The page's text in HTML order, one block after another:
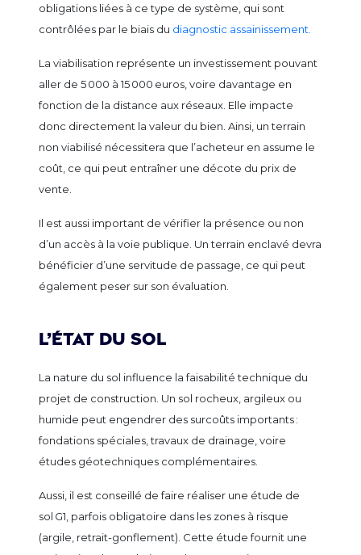
obligations liées à ce type de système, qui sont
contrôlées par le biais du diagnostic assainissement.
La viabilisation représente un investissement pouvant
aller de 5 000 à 15 000 euros, voire davantage en
fonction de la distance aux réseaux. Elle impacte
donc directement la valeur du bien. Ainsi, un terrain
non viabilisé nécessitera que l’acheteur en assume le
coût, ce qui peut entraîner une décote du prix de
vente.
Il est aussi important de vérifier la présence ou non
d’un accès à la voie publique. Un terrain enclavé devra
bénéficier d’une servitude de passage, ce qui peut
également peser sur son évaluation.
L’état du sol
La nature du sol influence la faisabilité technique du
projet de construction. Un sol rocheux, argileux ou
humide peut engendrer des surcoûts importants :
fondations spéciales, travaux de drainage, voire
études géotechniques complémentaires.
Aussi, il est conseillé de faire réaliser une étude de
sol G1, parfois obligatoire dans les zones à risque
(argile, retrait-gonflement). Cette étude fournit une